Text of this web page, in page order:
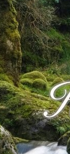
显示全部楼层 /阅